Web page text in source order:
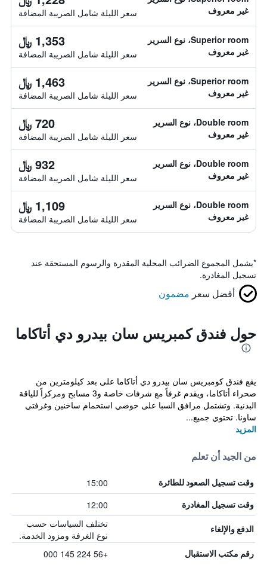
غير معروف
سعر الليلة شامل الصريبة المضافة
Superior room، نوع السرير
غير معروف
1,353 ﷼
سعر الليلة شامل الصريبة المضافة
Superior room، نوع السرير
غير معروف
1,463 ﷼
سعر الليلة شامل الصريبة المضافة
Double room، نوع السرير
غير معروف
720 ﷼
سعر الليلة شامل الصريبة المضافة
Double room، نوع السرير
غير معروف
932 ﷼
سعر الليلة شامل الصريبة المضافة
Double room، نوع السرير
غير معروف
1,109 ﷼
سعر الليلة شامل الصريبة المضافة
*يشمل المجموع الضرائب المحلية المقدرة والرسوم المستحقة عند
تسجيل المغادرة.
أفضل سعر مضمون
حول فندق كمبريس سان بيدرو دي أتاكاما
يقع فندق كومبريس سان بيدرو دي أتاكاما على بعد كيلومترين من
صحراء أتاكاما، ويقدم غرفاً مع شرفات خاصة و3 مسابح ومركزاً للياقة
البدنية. وتشتمل مرافق السبا على حوضي استحمام ساخنين وغرفتي
ساونا. تحتوي جميع...
المزيد
من الجيد أن تعلم
وقت تسجيل الصعود للطائرة 15:00
وقت تسجيل المغادرة 12:00
الدفع والإلغاء
تختلف السياسات حسب
نوع الغرفة ومزود الخدمة.
رقم مكتب الاستقبال +56 224 145 000